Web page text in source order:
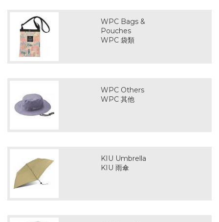
WPC Bags &
Pouches
WPC 袋類
WPC Others
WPC 其他
KIU Umbrella
KIU 雨傘